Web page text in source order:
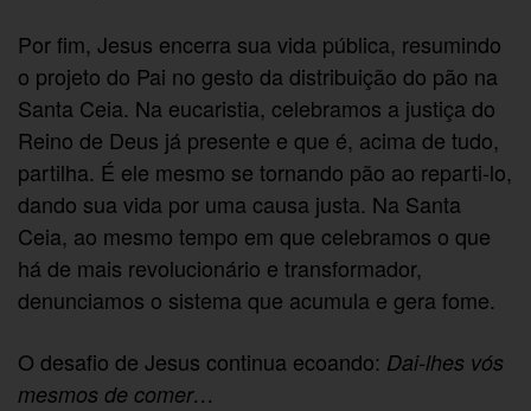
Por fim, Jesus encerra sua vida pública, resumindo
o projeto do Pai no gesto da distribuição do pão na
Santa Ceia. Na eucaristia, celebramos a justiça do
Reino de Deus já presente e que é, acima de tudo,
partilha. É ele mesmo se tornando pão ao reparti-lo,
dando sua vida por uma causa justa. Na Santa
Ceia, ao mesmo tempo em que celebramos o que
há de mais revolucionário e transformador,
denunciamos o sistema que acumula e gera fome.
O desafio de Jesus continua ecoando: Dai-lhes vós
mesmos de comer…